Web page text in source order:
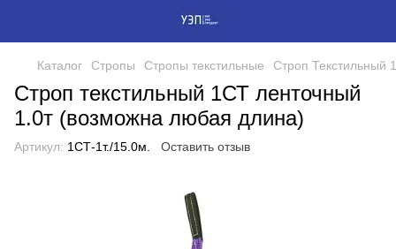
Каталог Стропы Стропы текстильные Строп Текстильный
Строп текстильный 1СТ ленточный
1.0т (возможна любая длина)
Артикул: 1СТ-1т./15.0м. Оставить отзыв